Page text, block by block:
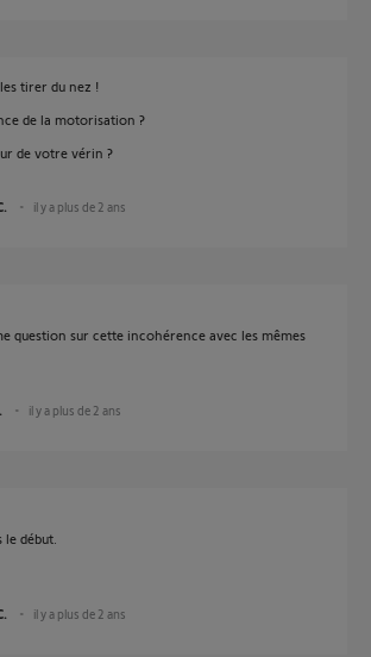
tirer du nez !
de la motorisation ?
de votre vérin ?
il y a plus de 2 ans
question sur cette incohérence avec les mêmes
il y a plus de 2 ans
début.
il y a plus de 2 ans